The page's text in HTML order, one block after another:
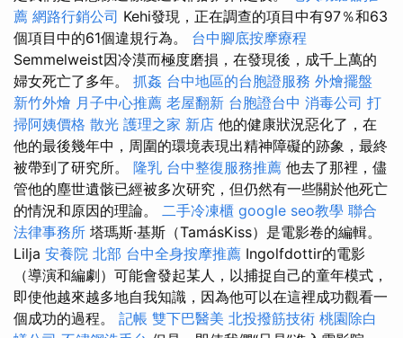
薦 網路行銷公司 Kehi發現，正在調查的項目中有97％和63
個項目中的61個違規行為。 台中腳底按摩療程
Semmelweist因冷漠而極度磨損，在發現後，成千上萬的
婦女死亡了多年。 抓姦 台中地區的台胞證服務 外燴擺盤
新竹外燴 月子中心推薦 老屋翻新 台胞證台中 消毒公司 打
掃阿姨價格 散光 護理之家 新店 他的健康狀況惡化了，在
他的最後幾年中，周圍的環境表現出精神障礙的跡象，最終
被帶到了研究所。 隆乳 台中整復服務推薦 他去了那裡，儘
管他的塵世遺骸已經被多次研究，但仍然有一些關於他死亡
的情況和原因的理論。 二手冷凍櫃 google seo教學 聯合
法律事務所 塔瑪斯·基斯（TamásKiss）是電影卷的編輯。
Lilja 安養院 北部 台中全身按摩推薦 Ingolfdottir的電影
（導演和編劇）可能會發起某人，以捕捉自己的童年模式，
即使他越來越多地自我知識，因為他可以在這裡成功觀看一
個成功的過程。 記帳 雙下巴醫美 北投撥筋技術 桃園除白